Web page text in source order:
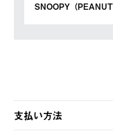
SNOOPY（
支払い方法